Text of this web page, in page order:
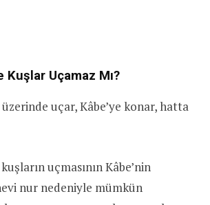
Kuşlar Uçamaz Mı?
uçar, Kâbe’ye konar, hatta
uçmasının Kâbe’nin
nur nedeniyle mümkün